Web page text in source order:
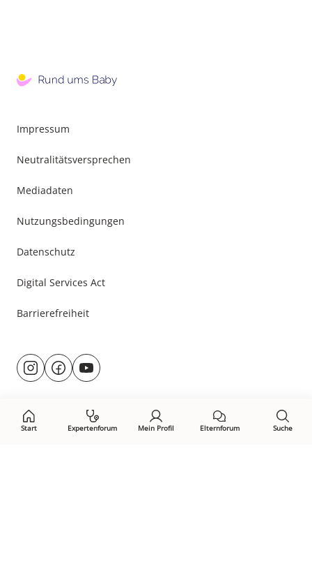
Start Expertenforum Mein Profil Elternforum Suche
Impressum
Neutralitätsversprechen
Mediadaten
Nutzungsbedingungen
Datenschutz
Digital Services Act
Barrierefreiheit
Besuche
uns@rund.ums.baby
facebook.com/rundumsbaby.de
youtube.com/@rundumsbaby_